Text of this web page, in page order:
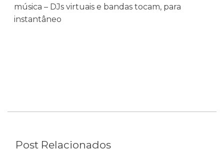
música – DJs virtuais e bandas tocam, para
instantâneo
Post Relacionados